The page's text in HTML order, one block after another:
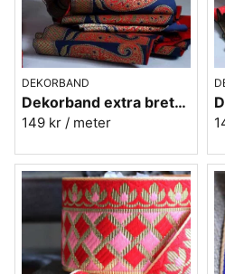
DEKORBAND
Dekorband extra brett med paiselymönster - Blå
149 kr / meter